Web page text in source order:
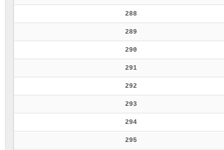
288
289
290
291
292
293
294
295